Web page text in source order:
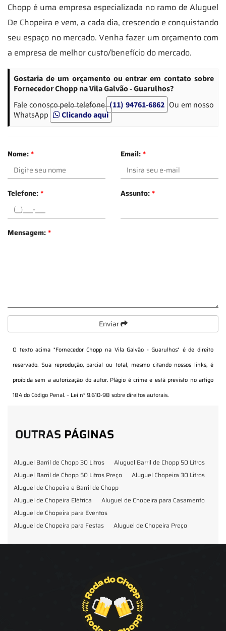
Chopp é uma empresa especializada no ramo de Aluguel
De Chopeira e vem, a cada dia, crescendo e conquistando
seu espaço no mercado. Venha fazer um orçamento com
a empresa de melhor custo/benefício do mercado.
Gostaria de um orçamento ou entrar em contato sobre
Fornecedor Chopp na Vila Galvão - Guarulhos?
Fale conosco pelo telefone (11) 94761-6862 Ou em nosso
WhatsApp
Clicando aqui
Nome:* Email:*
Telefone:* Assunto:*
Mensagem:*
Enviar
O texto acima "Fornecedor Chopp na Vila Galvão - Guarulhos" é de direito
reservado. Sua reprodução, parcial ou total, mesmo citando nossos links, é
proibida sem a autorização do autor. Plágio é crime e está previsto no artigo
184 do Código Penal. – Lei n° 9.610-98 sobre direitos autorais.
OUTRAS PÁGINAS
Aluguel Barril de Chopp 30 Litros
Aluguel Barril de Chopp 50 Litros
Aluguel Barril de Chopp 50 Litros Preço
Aluguel Chopeira 30 Litros
Aluguel de Chopeira e Barril de Chopp
Aluguel de Chopeira Elétrica
Aluguel de Chopeira para Casamento
Aluguel de Chopeira para Eventos
Aluguel de Chopeira para Festas
Aluguel de Chopeira Preço
Chopp Festas e Eventos
Chopp Pilsen
Fornecedor Barril de Chopp
Fornecedor de Barril de Chopp
Chopeira
Aluguel de Choperia para Confraternização